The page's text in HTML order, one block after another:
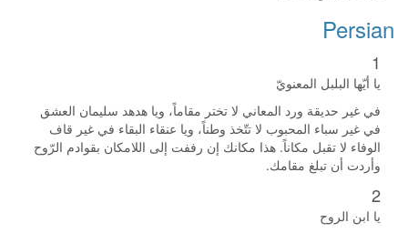
Persian
1
يا أيّها البلبل المعنويّ
في غير حديقة ورد المعاني لا تختر مقاماً، ويا هدهد سليمان العشق
في غير سباء المحبوب لا تتّخذ وطناً، ويا عنقاء البقاء في غير قاف
الوفاء لا تقبل مكاناً. هذا مكانك إن رففت إلى اللامكان بقوادم الرّوح
وأردت أن تبلغ مقامك.
2
يا ابن الروح